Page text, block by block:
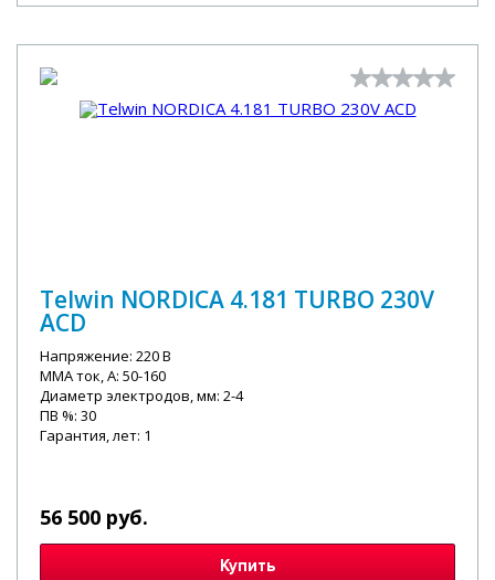
Telwin NORDICA 4.181 TURBO 230V
ACD
Напряжение: 220 В
MMA ток, А: 50-160
Диаметр электродов, мм: 2-4
ПВ %: 30
Гарантия, лет: 1
56 500 руб.
Купить